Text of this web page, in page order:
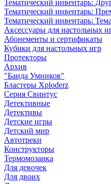
Тематический инвентарь:
Тематический инвентарь:
Тематический инвентарь:
Аксессуары для настольных
Абонементы и сертификаты
Кубики для настольных игр
Протекторы
Архив
"Банда Умников"
Бластеры Xploderz
Cерия Свинтус
Детективные
Детективы
Детские игры
Детский мир
Автотреки
Конструкторы
Термомозаика
Для девочек
Для двоих